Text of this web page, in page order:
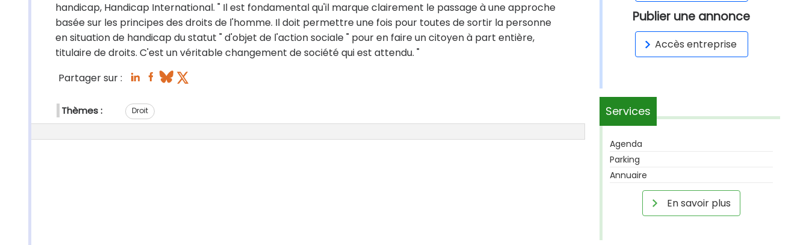
handicap, Handicap International. " Il est fondamental qu'il marque clairement le passage à une approche
basée sur les principes des droits de l'homme. Il doit permettre une fois pour toutes de sortir la personne
en situation de handicap du statut " d'objet de l'action sociale " pour en faire un citoyen à part entière,
titulaire de droits. C'est un véritable changement de société qui est attendu. "
Partager sur :
Thèmes : Droit
Publier une annonce
Accès entreprise
Services
Agenda
Parking
Annuaire
En savoir plus